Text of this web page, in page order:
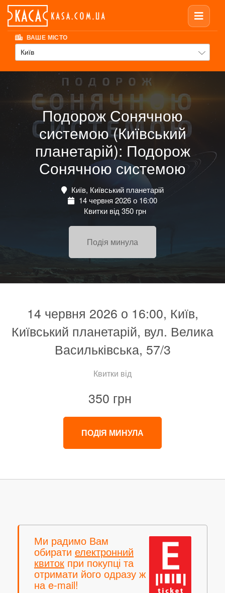
ВАШЕ МІСТО
Київ
Подорож Сонячною
системою (Київський
планетарій): Подорож
Сонячною системою
Київ, Київський планетарій
14 червня 2026 о 16:00
Квитки від 350 грн
Подія минула
14 червня 2026 о 16:00, Київ,
Київський планетарій, вул. Велика
Васильківська, 57/3
Квитки від
350 грн
ПОДІЯ МИНУЛА
Ми радимо Вам
обирати електронний
квиток при покупці та
отримати його одразу ж
на e-mail!